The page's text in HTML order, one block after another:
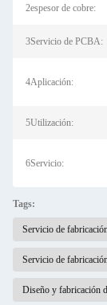
2espesor de cobre:
3Servicio de PCBA:
4Aplicación:
5Utilización:
6Servicio:
Tags:
Servicio de
Servicio de
Diseño y fabricación